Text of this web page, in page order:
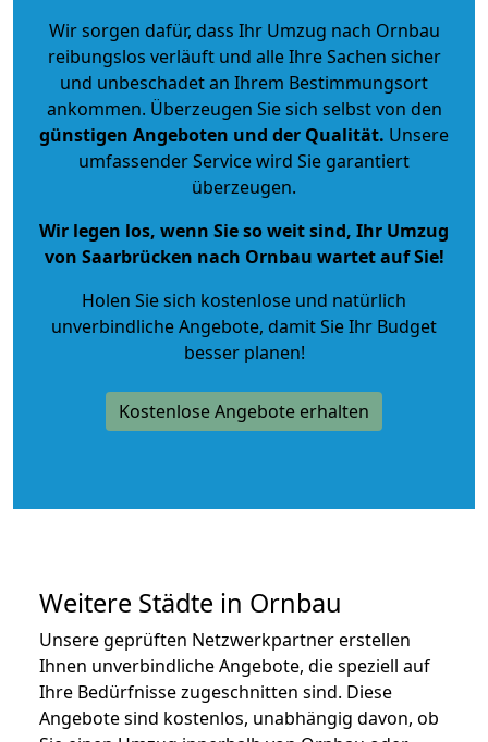
Wir sorgen dafür, dass Ihr Umzug nach Ornbau
reibungslos verläuft und alle Ihre Sachen sicher
und unbeschadet an Ihrem Bestimmungsort
ankommen. Überzeugen Sie sich selbst von den
günstigen Angeboten und der Qualität. Unsere
umfassender Service wird Sie garantiert
überzeugen.
Wir legen los, wenn Sie so weit sind, Ihr Umzug
von Saarbrücken nach Ornbau wartet auf Sie!
Holen Sie sich kostenlose und natürlich
unverbindliche Angebote, damit Sie Ihr Budget
besser planen!
Kostenlose Angebote erhalten
Weitere Städte in Ornbau
Unsere geprüften Netzwerkpartner erstellen
Ihnen unverbindliche Angebote, die speziell auf
Ihre Bedürfnisse zugeschnitten sind. Diese
Angebote sind kostenlos, unabhängig davon, ob